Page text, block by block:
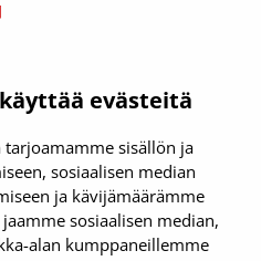
evästeitä
tarjoamamme sisällön ja
sosiaalisen median
ja kävijämäärämme
sosiaalisen median,
alan kumppaneillemme
jos:
Verenluovutuksen